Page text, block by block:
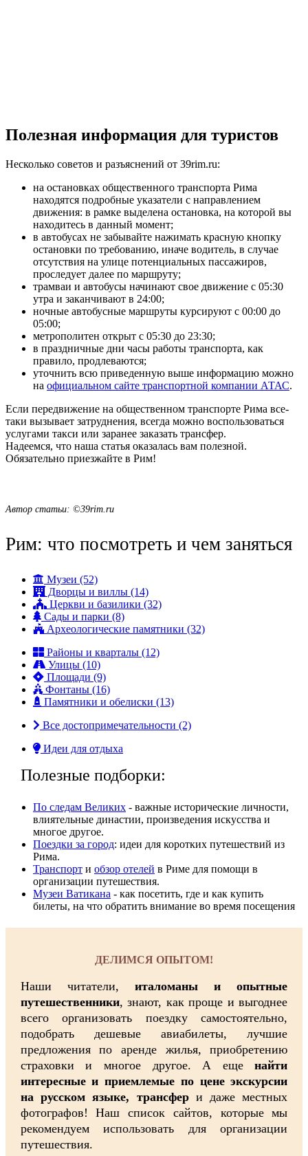
Полезная информация для туристов
Несколько советов и разъяснений от 39rim.ru:
на остановках общественного транспорта Рима
находятся подробные указатели с направлением
движения: в рамке выделена остановка, на которой вы
находитесь в данный момент;
в автобусах не забывайте нажимать красную кнопку
остановки по требованию, иначе водитель, в случае
отсутствия на улице потенциальных пассажиров,
проследует далее по маршруту;
трамваи и автобусы начинают свое движение с 05:30
утра и заканчивают в 24:00;
ночные автобусные маршруты курсируют с 00:00 до
05:00;
метрополитен открыт с 05:30 до 23:30;
в праздничные дни часы работы транспорта, как
правило, продлеваются;
уточнить всю приведенную выше информацию можно
на официальном сайте транспортной компании АТАС.
Если передвижение на общественном транспорте Рима все-
таки вызывает затруднения, всегда можно воспользоваться
услугами такси или заранее заказать трансфер.
Надеемся, что наша статья оказалась вам полезной.
Обязательно приезжайте в Рим!
Автор статьи: ©39rim.ru
Рим: что посмотреть и чем заняться
Музеи (52)
Дворцы и виллы (14)
Церкви и базилики (32)
Сады и парки (8)
Археологические памятники (32)
Районы и кварталы (12)
Улицы (10)
Площади (9)
Фонтаны (16)
Памятники и обелиски (13)
Все достопримечательности (2)
Идеи для отдыха
Полезные подборки:
По следам Великих - важные исторические личности,
влиятельные династии, произвeдения искусства и
многое другое.
Поездки за город: идеи для коротких путешествий из
Рима.
Транспорт и обзор отелей в Риме для помощи в
организации путешествия.
Музеи Ватикана - как посетить, где и как купить
билеты, на что обратить внимание во время посещения
ДЕЛИМСЯ ОПЫТОМ!
Наши читатели, италоманы и опытные
путешественники, знают, как проще и выгоднее
всего организовать поездку самостоятельно,
подобрать дешевые авиабилеты, лучшие
предложения по аренде жилья, приобретению
страховки и многое другое. А ещенайти
интересные и приемлемые по цене экскурсии
на русском языке, трансфери даже местных
фотографов! Наш список сайтов, которые мы
рекомендуем использовать для организации
путешествия.